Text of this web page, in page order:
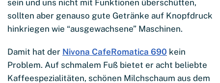
sein und uns nicht mit Funktionen überschütten,
sollten aber genauso gute Getränke auf Knopfdruck
hinkriegen wie “ausgewachsene” Maschinen.
Damit hat der Nivona CafeRomatica 690 kein
Problem. Auf schmalem Fuß bietet er acht beliebte
Kaffeespezialitäten, schönen Milchschaum aus dem